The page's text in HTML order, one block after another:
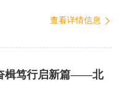
中心，用心血和汗水浇筑了
诊，业务范围已扩展至儿童
查看详情信息
楫笃行启新篇——北